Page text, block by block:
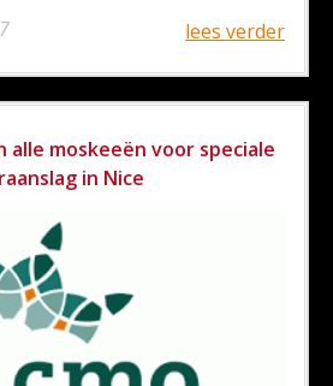
lees verder
alle moskeeën voor speciale
in Nice